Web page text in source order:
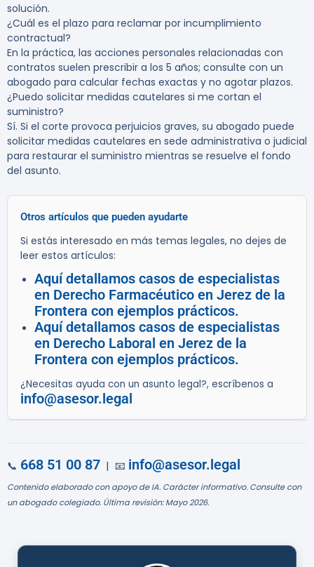
solución.
¿Cuál es el plazo para reclamar por incumplimiento
contractual?
En la práctica, las acciones personales relacionadas con
contratos suelen prescribir a los 5 años; consulte con un
abogado para calcular fechas exactas y no agotar plazos.
¿Puedo solicitar medidas cautelares si me cortan el
suministro?
Sí. Si el corte provoca perjuicios graves, su abogado puede
solicitar medidas cautelares en sede administrativa o judicial
para restaurar el suministro mientras se resuelve el fondo
del asunto.
Otros artículos que pueden ayudarte
Si estás interesado en más temas legales, no dejes de
leer estos artículos:
Aquí detallamos casos de especialistas
en Derecho Farmacéutico en Jerez de la
Frontera con ejemplos prácticos.
Aquí detallamos casos de especialistas
en Derecho Laboral en Jerez de la
Frontera con ejemplos prácticos.
¿Necesitas ayuda con un asunto legal?, escríbenos a
info@asesor.legal
📞 668 51 00 87 | 📧 info@asesor.legal
Contenido elaborado con apoyo de IA. Carácter informativo. Consulte con
un abogado colegiado. Última revisión: Mayo 2026.